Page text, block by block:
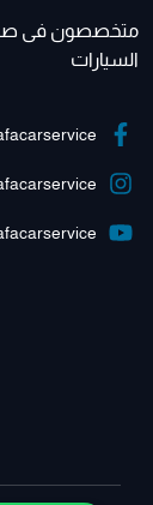
متخصصون فى
السيارات